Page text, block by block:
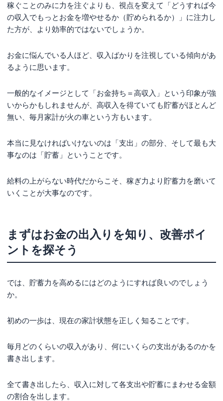
稼ぐことのみに力を注ぐよりも、視点を変えて「どうすれば今
の収入でもっとお金を増やせるか（貯められるか）」に注力し
た方が、より効率的ではないでしょうか。
お金に悩んでいる人ほど、収入ばかりを注視している傾向があ
るように思います。
一般的なイメージとして「お金持ち＝高収入」という印象が強
いからかもしれませんが、高収入を得ていても貯蓄がほとんど
無い、毎月家計が火の車という方もいます。
本当に見なければいけないのは「支出」の部分、そして最も大
事なのは「貯蓄」ということです。
給料の上がらない時代だからこそ、稼ぎ力より貯蓄力を磨いて
いくことが大事なのです。
まずはお金の出入りを知り、改善ポイ
ントを探そう
では、貯蓄力を高めるにはどのようにすれば良いのでしょう
か。
初めの一歩は、現在の家計状態を正しく知ることです。
毎月どのくらいの収入があり、何にいくらの支出があるのかを
書き出します。
全て書き出したら、収入に対して各支出や貯蓄にまわせる金額
の割合を出します。